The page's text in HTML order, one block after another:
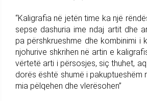
“Kaligrafia në jetën time ka një
sepse dashuria ime ndaj artit dhe
pa përshkrueshme dhe kombinimi i
njohurive shkrihen në artin e
vërtetë arti i përsosjes, siç thuhet,
dorës është shumë i pakuptueshëm
mia pëlqehen dhe vlerësohen”